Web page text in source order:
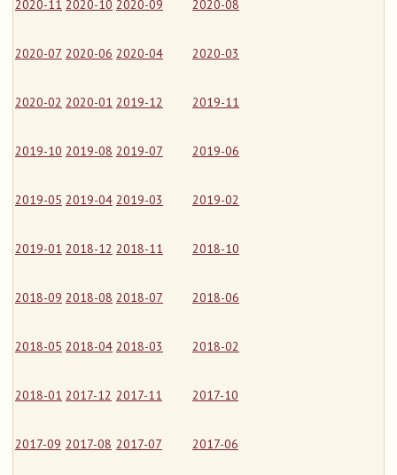
2020-11 2020-10 2020-09 2020-08
2020-07 2020-06 2020-04 2020-03
2020-02 2020-01 2019-12 2019-11
2019-10 2019-08 2019-07 2019-06
2019-05 2019-04 2019-03 2019-02
2019-01 2018-12 2018-11 2018-10
2018-09 2018-08 2018-07 2018-06
2018-05 2018-04 2018-03 2018-02
2018-01 2017-12 2017-11 2017-10
2017-09 2017-08 2017-07 2017-06